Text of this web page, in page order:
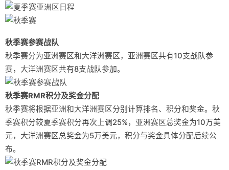
秋季赛参赛战队
秋季赛分为亚洲赛区和大洋洲赛区，亚洲赛区共有10支战队参
赛，大洋洲赛区共有8支战队参加。
秋季赛RMR积分及奖金分配
秋季赛将根据亚洲和大洋洲赛区分别计算排名、积分和奖金。秋
季赛积分较夏季赛积分再次上调25%，亚洲赛区总奖金为10万美
元，大洋洲赛区总奖金为5万美元，积分与奖金具体分配后续公
布。